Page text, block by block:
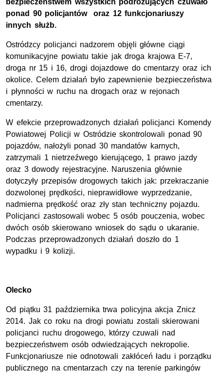
bezpieczeństwem wszystkich podróżujących czuwało
ponad 90 policjantów oraz 12 funkcjonariuszy
innych służb.
Ostródzcy policjanci nadzorem objęli główne ciągi
komunikacyjne powiatu takie jak droga krajowa E-7,
droga nr 15 i 16, drogi dojazdowe do cmentarzy oraz ich
okolice. Celem działań było zapewnienie bezpieczeństwa
i płynności w ruchu na drogach oraz w rejonach
cmentarzy.
W efekcie przeprowadzonych działań policjanci Komendy
Powiatowej Policji w Ostródzie skontrolowali ponad 90
pojazdów, nałożyli ponad 30 mandatów karnych,
zatrzymali 1 nietrzeźwego kierującego, 1 prawo jazdy
oraz 3 dowody rejestracyjne. Naruszenia głównie
dotyczyły przepisów drogowych takich jak: przekraczanie
dozwolonej prędkości, nieprawidłowe wyprzedzanie,
nadmierna prędkość oraz zły stan techniczny pojazdu.
Policjanci zastosowali wobec 5 osób pouczenia, wobec
dwóch osób skierowano wniosek do sądu o ukaranie.
Podczas przeprowadzonych działań doszło do 1
wypadku i 9 kolizji.
Olecko
Od piątku 31 października trwa policyjna akcja Znicz
2014. Jak co roku na drogi powiatu zostali skierowani
policjanci ruchu drogowego, którzy czuwali nad
bezpieczeństwem osób odwiedzających nekropolie.
Funkcjonariusze nie odnotowali zakłóceń ładu i porządku
publicznego na cmentarzach czy na terenie parkingów